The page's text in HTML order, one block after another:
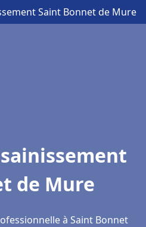
Saint Bonnet de Mure
de Mure
à Saint Bonnet